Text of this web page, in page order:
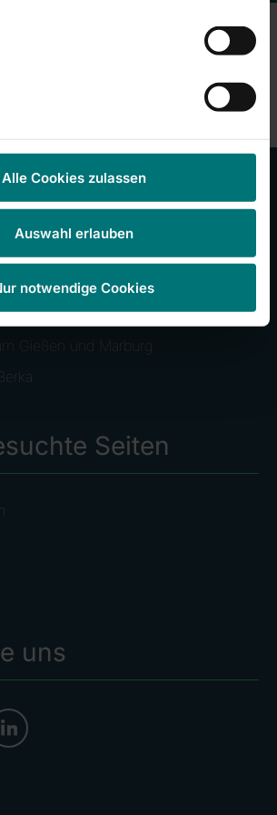
Alle Cookies zulassen
Auswahl erlauben
notwendige Cookies
Campus Bad Neustadt
(Oder)
Gießen und Marburg
Seiten
uns